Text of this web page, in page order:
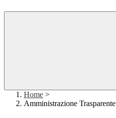
Home >
Amministrazione Trasparente